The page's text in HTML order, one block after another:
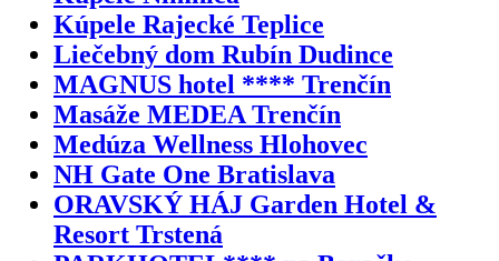
Kúpele Rajecké Teplice
Liečebný dom Rubín Dudince
MAGNUS hotel **** Trenčín
Masáže MEDEA Trenčín
Medúza Wellness Hlohovec
NH Gate One Bratislava
ORAVSKÝ HÁJ Garden Hotel &
Resort Trstená